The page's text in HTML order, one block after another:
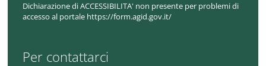
Dichiarazione di ACCESSIBILITA' non presente per problemi di
accesso al portale https://form.agid.gov.it/
Per contattarci